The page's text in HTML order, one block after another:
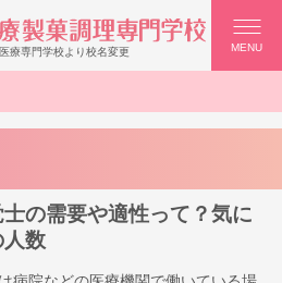
療専門学校より校名変更 MENU
の需要や適性って？気に
人数